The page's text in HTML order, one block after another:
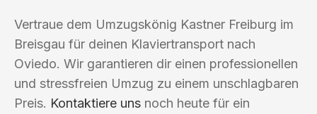
Vertraue dem Umzugskönig Kastner Freiburg im
Breisgau für deinen Klaviertransport nach
Oviedo. Wir garantieren dir einen professionellen
und stressfreien Umzug zu einem unschlagbaren
Preis. Kontaktiere uns noch heute für ein